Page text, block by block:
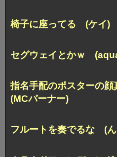
椅子に座ってる (ケイ)
セグウェイとかｗ
指名手配のポスターの
(MCバーナー)
フルートを奏でるな (